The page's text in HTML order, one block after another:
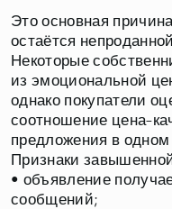
Это основная
остаётся
Некоторые
из эмоциональной
однако покупатели
соотношение
• объявление
сообщений;